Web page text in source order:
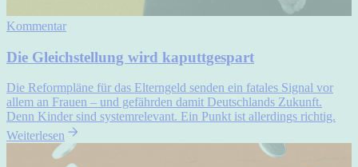
Kommentar
Die Gleichstellung wird kaputtgespart
Die Reformpläne für das Elterngeld senden ein fatales Signal vor
allem an Frauen – und gefährden damit Deutschlands Zukunft.
Denn Kinder sind systemrelevant. Ein Punkt ist allerdings richtig.
Weiterlesen